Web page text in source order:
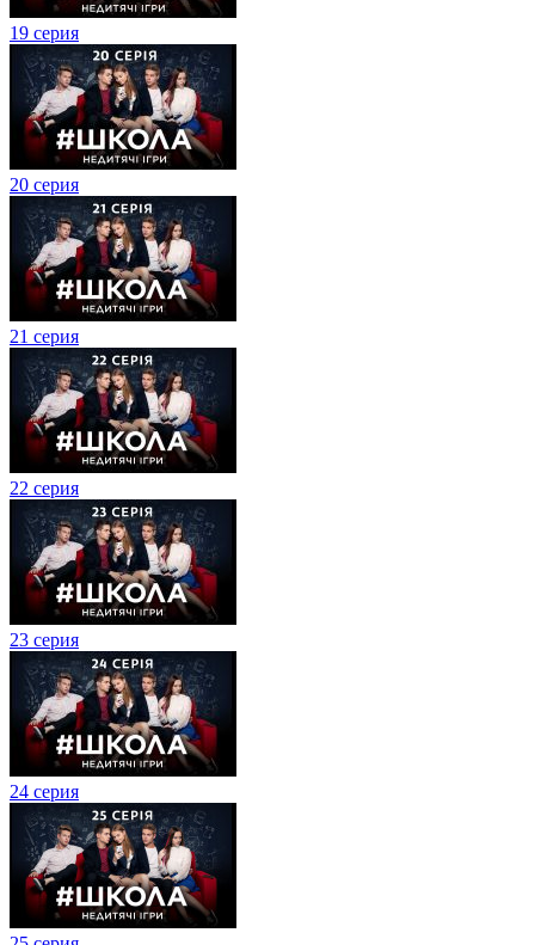
19 серия
20 серия
21 серия
22 серия
23 серия
24 серия